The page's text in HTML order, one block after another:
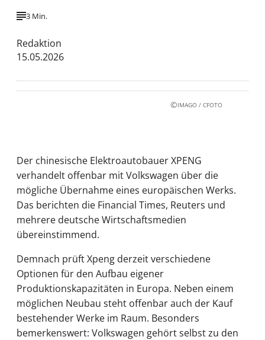
3 Min.
Redaktion
15.05.2026
©IMAGO / CFOTO
Der chinesische Elektroautobauer XPENG
verhandelt offenbar mit Volkswagen über die
mögliche Übernahme eines europäischen Werks.
Das berichten die Financial Times, Reuters und
mehrere deutsche Wirtschaftsmedien
übereinstimmend.
Demnach prüft Xpeng derzeit verschiedene
Optionen für den Aufbau eigener
Produktionskapazitäten in Europa. Neben einem
möglichen Neubau steht offenbar auch der Kauf
bestehender Werke im Raum. Besonders
bemerkenswert: Volkswagen gehört selbst zu den